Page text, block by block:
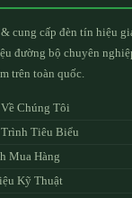
cung cấp đèn tín hiệu
đường bộ chuyên
trên toàn quốc.
Chúng Tôi
Tiêu Biểu
Mua Hàng
Kỹ Thuật